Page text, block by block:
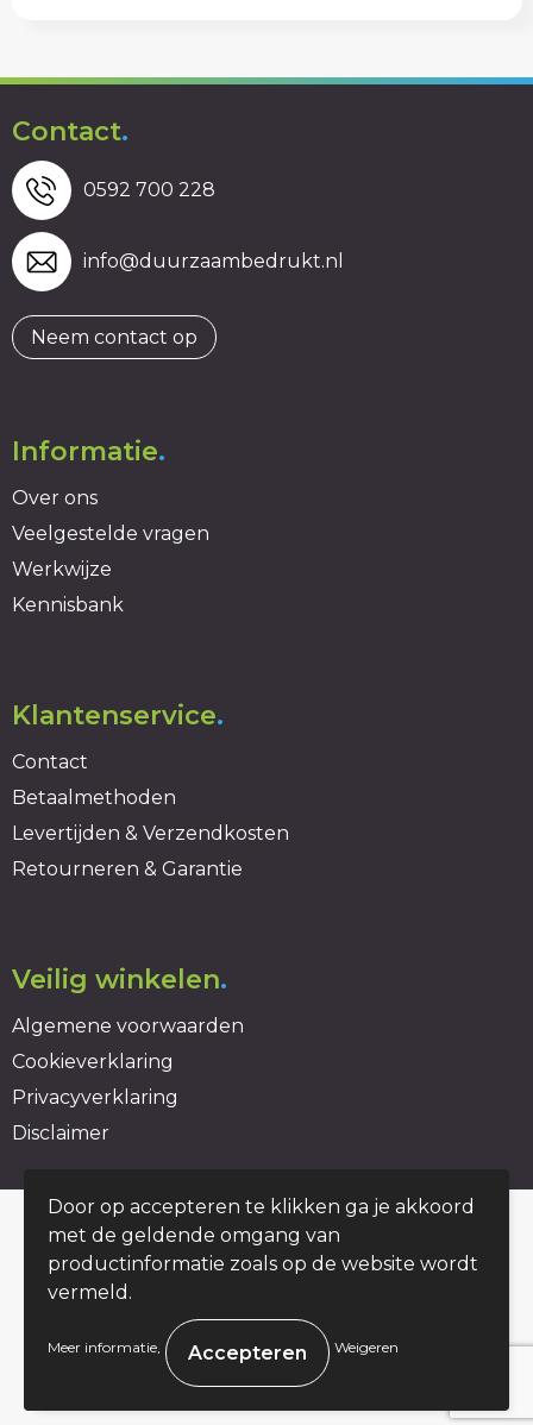
Contact.
0592 700 228
info@duurzaambedrukt.nl
Neem contact op
Informatie.
Over ons
Veelgestelde vragen
Werkwijze
Kennisbank
Klantenservice.
Contact
Betaalmethoden
Levertijden & Verzendkosten
Retourneren & Garantie
Veilig winkelen.
Algemene voorwaarden
Cookieverklaring
Privacyverklaring
Disclaimer
© Copyright duurzaambedrukt.nl 2026
Door op accepteren te klikken ga je akkoord
met de geldende omgang van
productinformatie zoals op de website wordt
vermeld.
Meer informatie. Weigeren